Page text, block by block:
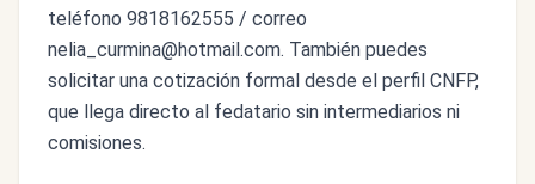
teléfono 9818162555 / correo
nelia_curmina@hotmail.com. También puedes
solicitar una cotización formal desde el perfil CNFP,
que llega directo al fedatario sin intermediarios ni
comisiones.